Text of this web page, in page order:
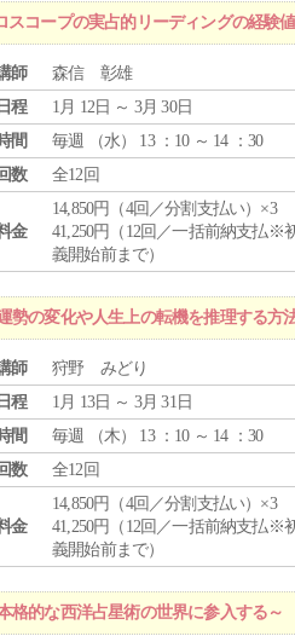
コープの実占的リーディングの経験
師
森信 彰雄
日程
1月 12日 ～ 3月 30日
間
毎週 （水） 13 ：10 ～ 14 ：30
数
全12回
金
14,850円（4回／分割支払い）×3
41,250円（12回／一括前納支払※
義開始前まで）
の変化や人生上の転機を推理する方
師
狩野 みどり
日程
1月 13日 ～ 3月 31日
間
毎週 （木） 13 ：10 ～ 14 ：30
数
全12回
金
14,850円（4回／分割支払い）×3
41,250円（12回／一括前納支払※
義開始前まで）
的な西洋占星術の世界に参入する～